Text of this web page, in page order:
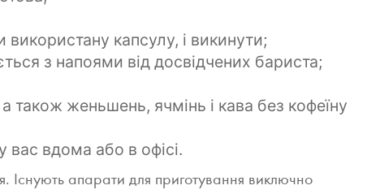
капсулу, і викинути;
з напоями від досвідчених бариста;
також женьшень, ячмінь і кава без кофеїну
вас вдома або в офісі.
Існують апарати для приготування виключно